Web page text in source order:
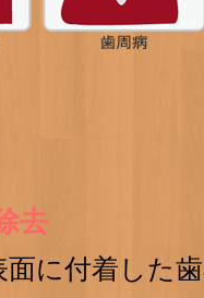
去
に付着した